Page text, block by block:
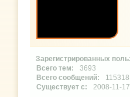
3693
115318
2008-11-17